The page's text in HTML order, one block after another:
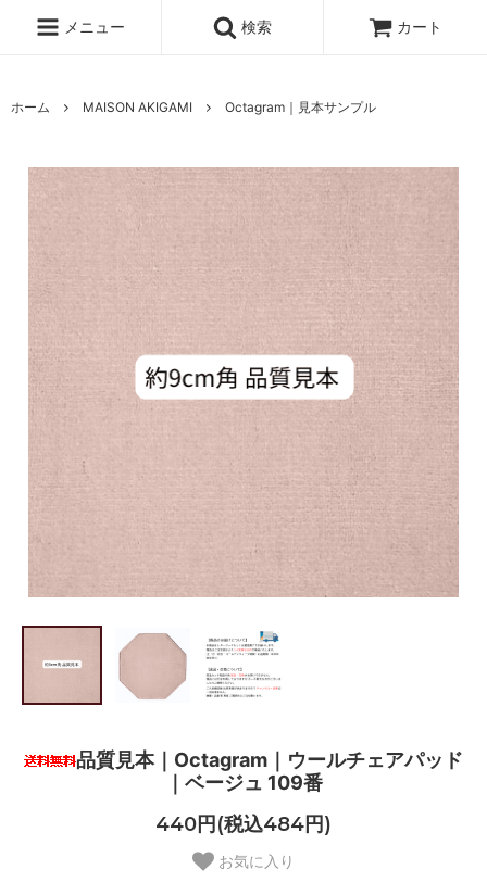
メニュー 検索 カート
ホーム MAISON AKIGAMI Octagram｜見本サンプル
品質見本｜Octagram｜ウールチェアパッド
｜ベージュ 109番
440円(税込484円)
お気に入り